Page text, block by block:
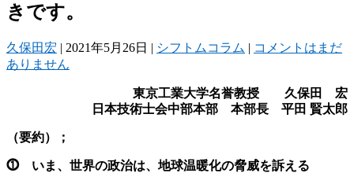
きです。
久保田宏 | 2021年5月26日 | シフトムコラム | コメントはまだ
ありません
東京工業大学名誉教授 久保田 宏
日本技術士会中部本部 本部長 平田 賢太郎
（要約）；
⓵ いま、世界の政治は、地球温暖化の脅威を訴える